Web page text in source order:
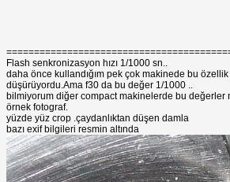
Flash senkronizasyon hızı 1/1000 sn..
daha önce kullandığım pek çok makinede bu
düşürüyordu.Ama f30 da bu değer 1/1000 ..
bilmiyorum diğer compact makinelerde bu değerler
örnek fotograf.
yüzde yüz crop .çaydanlıktan düşen damla
bazı exif bilgileri resmin altında